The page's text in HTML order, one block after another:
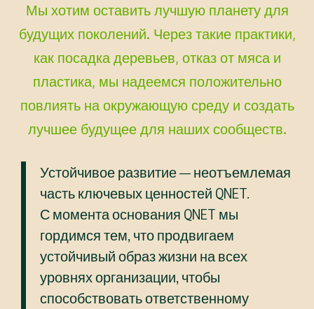
Мы хотим оставить лучшую планету для
будущих поколений. Через такие практики,
как посадка деревьев, отказ от мяса и
пластика, мы надеемся положительно
повлиять на окружающую среду и создать
лучшее будущее для наших сообществ.
Устойчивое развитие — неотъемлемая
часть ключевых ценностей QNET.
С момента основания QNET мы
гордимся тем, что продвигаем
устойчивый образ жизни на всех
уровнях организации, чтобы
способствовать ответственному